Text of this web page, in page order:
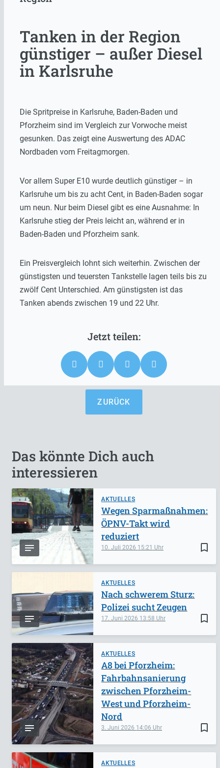
Tanken in der Region
günstiger – außer Diesel
in Karlsruhe
Die Spritpreise in Karlsruhe, Baden-Baden und
Pforzheim sind im Vergleich zur Vorwoche meist
gesunken. Das zeigt eine Auswertung des ADAC
Nordbaden vom Freitagmorgen.
Vor allem Super E10 wurde deutlich günstiger – in
Karlsruhe um bis zu acht Cent, in Baden-Baden sogar
um neun. Nur beim Diesel gibt es eine Ausnahme: In
Karlsruhe stieg der Preis leicht an, während er in
Baden-Baden und Pforzheim sank.
Ein Preisvergleich lohnt sich weiterhin. Zwischen der
günstigsten und teuersten Tankstelle lagen teils bis zu
zwölf Cent Unterschied. Am günstigsten ist das
Tanken abends zwischen 19 und 22 Uhr.
ZURÜCK
Das könnte Dich auch
interessieren
AKTUELLES
bookmark_border
10. Juli 2026 15:21
Wegen Sparmaßnahmen:
ÖPNV-Takt wird
reduziert
AKTUELLES
bookmark_border
17. Juni 2026 13:58
Nach schwerem Sturz:
Polizei sucht Zeugen
AKTUELLES
bookmark_border
3. Juni 2026 14:06
A8 bei Pforzheim:
Fahrbahnsanierung
zwischen Pforzheim-
West und Pforzheim-
Nord
AKTUELLES